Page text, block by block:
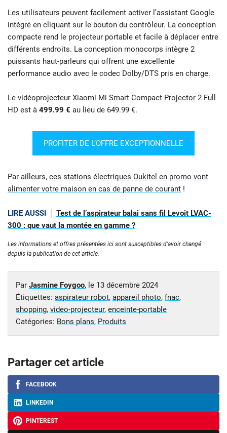
Les utilisateurs peuvent facilement activer l’assistant Google
intégré en cliquant sur le bouton du contrôleur. La conception
compacte rend le projecteur portable et facile à déplacer entre
différents endroits. La conception monocorps intègre 2
puissants haut-parleurs qui offrent une excellente
performance audio avec le codec Dolby/DTS pris en charge.
Le vidéoprojecteur Xiaomi Mi Smart Compact Projector 2 Full
HD est à 499.99 € au lieu de 649.99 €.
PROFITER DE L’OFFRE EXCEPTIONNELLE
Par ailleurs, ces stations électriques Oukitel en promo vont
alimenter votre maison en cas de panne de courant !
LIRE AUSSI
Test de l’aspirateur balai sans fil Levoit LVAC-
300 : que vaut la montée en gamme ?
Les informations et offres présentées ici sont susceptibles d’avoir changé
depuis la publication de cet article.
Par Jasmine Foygoo, le 13 décembre 2024
Étiquettes: aspirateur robot, appareil photo, fnac,
shopping, video-projecteur, enceinte-portable
Catégories: Bons plans, Produits
Partager cet article
FACEBOOK
LINKEDIN
PINTEREST